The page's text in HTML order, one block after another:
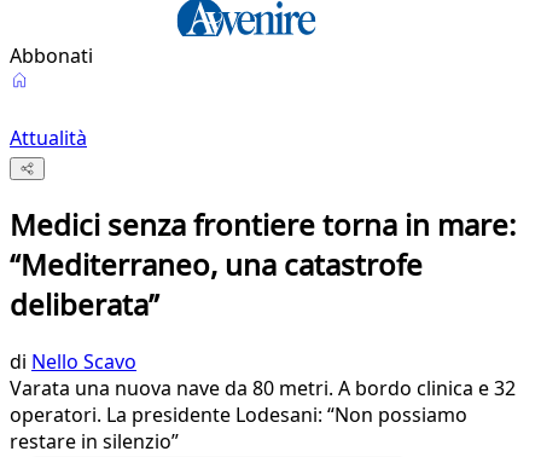
Abbonati
Attualità
Medici senza frontiere torna in mare:
“Mediterraneo, una catastrofe
deliberata”
di Nello Scavo
Varata una nuova nave da 80 metri. A bordo clinica e 32
operatori. La presidente Lodesani: “Non possiamo
restare in silenzio”